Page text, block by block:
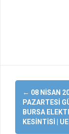
Yazı
dolaşımı
← 08 NISAN
PAZARTESI
BURSA
KESINTISI |